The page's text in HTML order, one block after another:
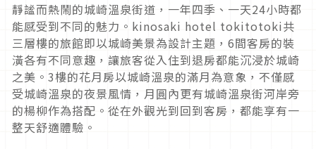
靜謐而熱鬧的城崎溫泉街道，一年四季、一天24小時都
能感受到不同的魅力。kinosaki hotel tokitotoki共
三層樓的旅館即以城崎美景為設計主題，6間客房的裝
潢各有不同意趣，讓旅客從入住到退房都能沉浸於城崎
之美。3樓的花月房以城崎溫泉的滿月為意象，不僅感
受城崎溫泉的夜景風情，月圓內更有城崎溫泉街河岸旁
的楊柳作為搭配。從在外觀光到回到客房，都能享有一
整天舒適體驗。